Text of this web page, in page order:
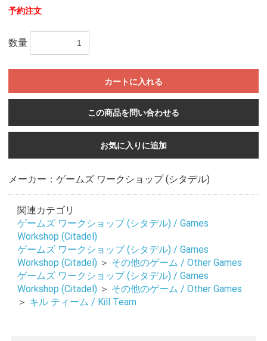
予約注文
数量
カートに入れる
この商品を問い合わせる
お気に入りに追加
メーカー：ゲームズ ワークショップ (シタデル)
関連カテゴリ
ゲームズ ワークショップ (シタデル) / Games
Workshop (Citadel)
ゲームズ ワークショップ (シタデル) / Games
Workshop (Citadel) ＞ その他のゲーム / Other Games
ゲームズ ワークショップ (シタデル) / Games
Workshop (Citadel) ＞ その他のゲーム / Other Games
＞ キル ティーム / Kill Team